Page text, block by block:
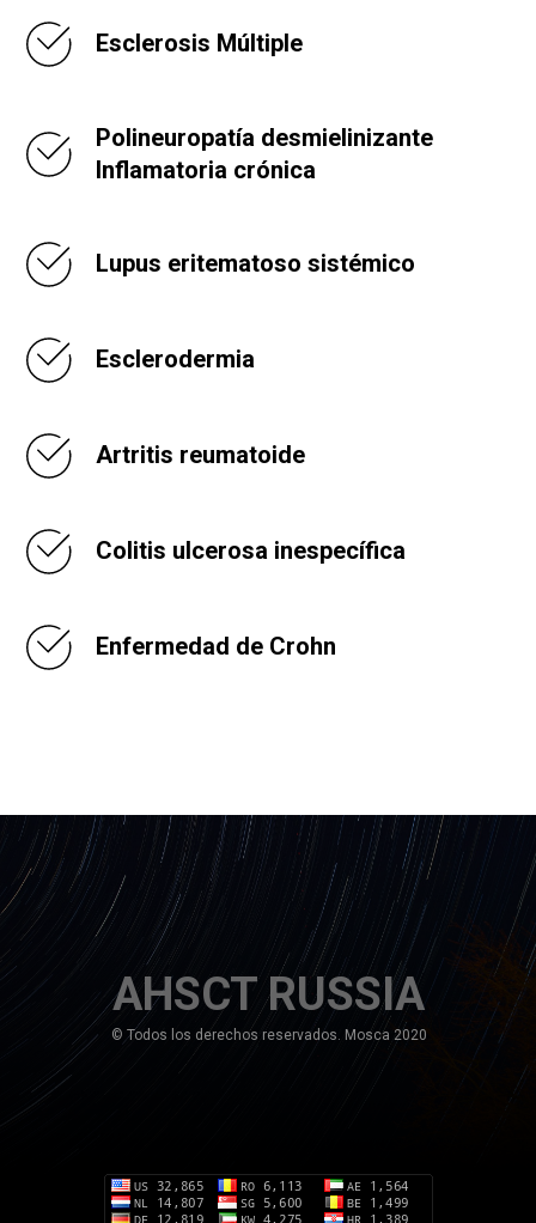
Esclerosis Múltiple
Polineuropatía desmielinizante
Inflamatoria crónica
Lupus eritematoso sistémico
Esclerodermia
Artritis reumatoide
Colitis ulcerosa inespecífica
Enfermedad de Crohn
AHSCT RUSSIA
© Todos los derechos reservados. Mosca 2020